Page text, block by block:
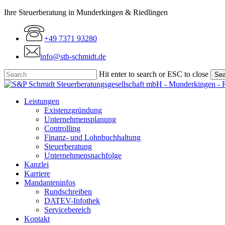
Skip
content
Ihre Steuerberatung in Munderkingen & Riedlingen
+49 7371 93280
info@stb-schmidt.de
Hit enter to search or ESC to close
Close
Menu
Leistungen
Existenzgründung
Unternehmensplanung
Controlling
Finanz- und Lohnbuchhaltung
Steuerberatung
Unternehmensnachfolge
Kanzlei
Karriere
Mandanteninfos
Rundschreiben
DATEV-Infothek
Servicebereich
Kontakt